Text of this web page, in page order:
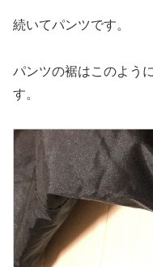
続いてパンツです。
パンツの裾はこのよう
す。